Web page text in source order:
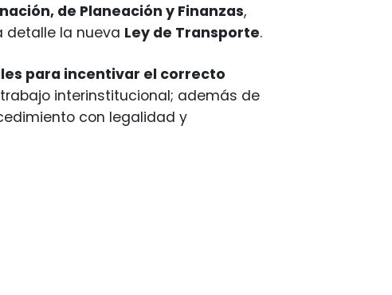
de Planeación y Finanzas,
detalle la nueva Ley de Transporte.
para incentivar el correcto
interinstitucional; además de
con legalidad y